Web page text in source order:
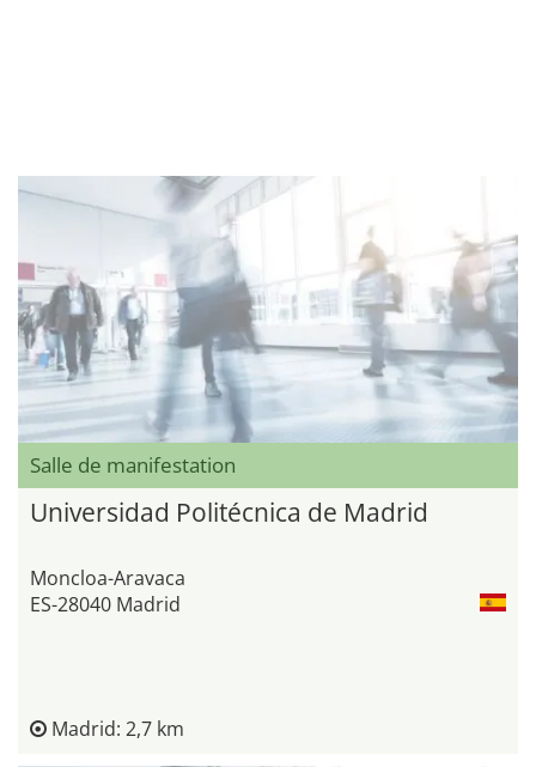
Salle de manifestation
Universidad Politécnica de Madrid
Moncloa-Aravaca
ES-28040 Madrid
Madrid: 2,7 km